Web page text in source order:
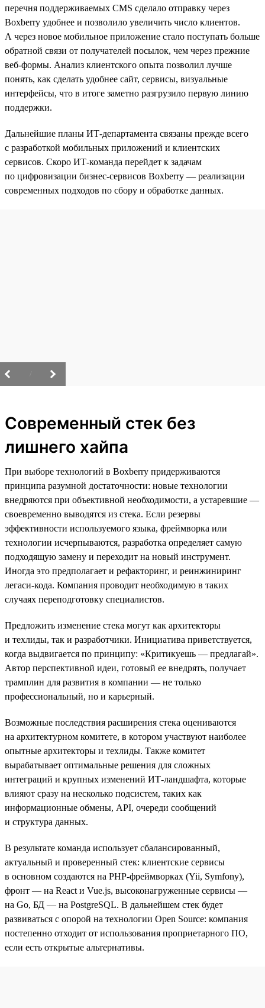
перечня поддерживаемых CMS сделало отправку через
Boxberry удобнее и позволило увеличить число клиентов.
А через новое мобильное приложение стало поступать больше
обратной связи от получателей посылок, чем через прежние
веб-формы. Анализ клиентского опыта позволил лучше
понять, как сделать удобнее сайт, сервисы, визуальные
интерфейсы, что в итоге заметно разгрузило первую линию
поддержки.
Дальнейшие планы ИТ-департамента связаны прежде всего
с разработкой мобильных приложений и клиентских
сервисов. Скоро ИТ-команда перейдет к задачам
по цифровизации бизнес-сервисов Boxberry — реализации
современных подходов по сбору и обработке данных.
Современный стек без
лишнего хайпа
При выборе технологий в Boxberry придерживаются
принципа разумной достаточности: новые технологии
внедряются при объективной необходимости, а устаревшие —
своевременно выводятся из стека. Если резервы
эффективности используемого языка, фреймворка или
технологии исчерпываются, разработка определяет самую
подходящую замену и переходит на новый инструмент.
Иногда это предполагает и рефакторинг, и реинжиниринг
легаси-кода. Компания проводит необходимую в таких
случаях переподготовку специалистов.
Предложить изменение стека могут как архитекторы
и техлиды, так и разработчики. Инициатива приветствуется,
когда выдвигается по принципу: «Критикуешь — предлагай».
Автор перспективной идеи, готовый ее внедрять, получает
трамплин для развития в компании — не только
профессиональный, но и карьерный.
Возможные последствия расширения стека оцениваются
на архитектурном комитете, в котором участвуют наиболее
опытные архитекторы и техлиды. Также комитет
вырабатывает оптимальные решения для сложных
интеграций и крупных изменений ИТ-ландшафта, которые
влияют сразу на несколько подсистем, таких как
информационные обмены, API, очереди сообщений
и структура данных.
В результате команда использует сбалансированный,
актуальный и проверенный стек: клиентские сервисы
в основном создаются на PHP-фреймворках (Yii, Symfony),
фронт — на React и Vue.js, высоконагруженные сервисы —
на Go, БД — на PostgreSQL. В дальнейшем стек будет
развиваться с опорой на технологии Open Source: компания
постепенно отходит от использования проприетарного ПО,
если есть открытые альтернативы.